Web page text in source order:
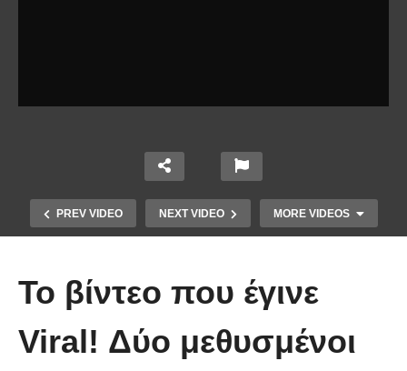
PREV VIDEO NEXT VIDEO MORE VIDEOS
Το βίντεο που έγινε
Viral! Δύο μεθυσμένοι